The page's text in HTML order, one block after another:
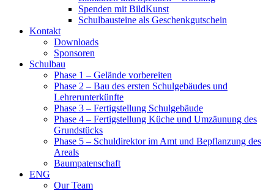
Spenden mit BildKunst
Schulbausteine als Geschenkgutschein
Kontakt
Downloads
Sponsoren
Schulbau
Phase 1 – Gelände vorbereiten
Phase 2 – Bau des ersten Schulgebäudes und
Lehrerunterkünfte
Phase 3 – Fertigstellung Schulgebäude
Phase 4 – Fertigstellung Küche und Umzäunung des
Grundstücks
Phase 5 – Schuldirektor im Amt und Bepflanzung des
Areals
Baumpatenschaft
ENG
Our Team